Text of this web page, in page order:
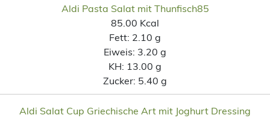
Aldi Pasta Salat mit Thunfisch85
85.00 Kcal
Fett: 2.10 g
Eiweis: 3.20 g
KH: 13.00 g
Zucker: 5.40 g
Aldi Salat Cup Griechische Art mit Joghurt Dressing